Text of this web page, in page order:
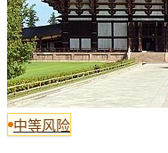
中等风险